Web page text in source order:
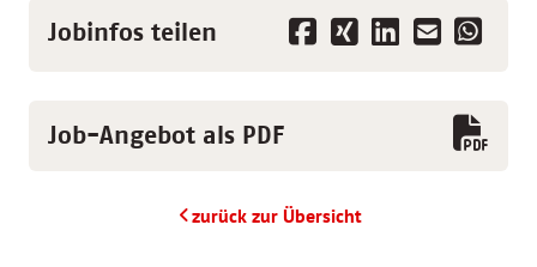
Jobinfos teilen
Job-Angebot als PDF
zurück zur Übersicht